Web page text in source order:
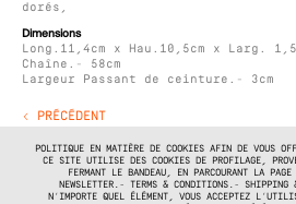
dorés,
Dimensions
Long.11,4cm x Hau.10,5cm x Larg.
Chaîne.- 58cm
Largeur Passant de ceinture.- 3cm
< PRÉCÉDENT
POLITIQUE EN MATIÈRE DE COOKIES AFIN DE VOUS
CE SITE UTILISE DES COOKIES DE PROFILAGE,
FERMANT LE BANDEAU, EN PARCOURANT LA
NEWSLETTER.- TERMS & CONDITIONS.- SHIPPING
N’IMPORTE QUEL ÉLÉMENT, VOUS ACCEPTEZ